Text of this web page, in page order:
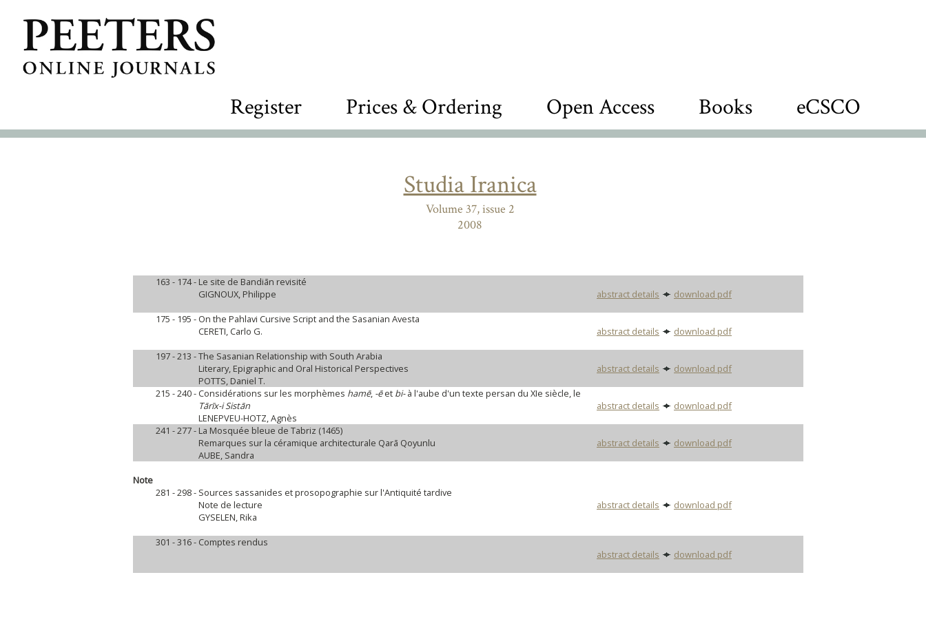
Register Prices & Ordering Open Access Books eCSCO
Studia Iranica
Volume 37, issue 2
2008
163 - 174 - Le site de Bandiān revisité
GIGNOUX, Philippe
abstract details
download pdf
175 - 195 - On the Pahlavi Cursive Script and the Sasanian Avesta
CERETI, Carlo G.
abstract details
download pdf
197 - 213 -The Sasanian Relationship with South Arabia
Literary, Epigraphic and Oral Historical Perspectives
POTTS, Daniel T.
abstract details
download pdf
215 - 240 - Considérations sur les morphèmes hamē, -ēet bi-à l'aube d'un texte persan du XIe siècle, le
Tārīx-i Sistān
LENEPVEU-HOTZ, Agnès
abstract details
download pdf
241 - 277 - La Mosquée bleue de Tabriz (1465)
Remarques sur la céramique architecturale Qarā Qoyunlu
AUBE, Sandra
abstract details download pdf
Note
281 - 298 - Sources sassanides et prosopographie sur l'Antiquité tardive
Note de lecture
GYSELEN, Rika
abstract details download pdf
301 - 316 - Comptes rendus
abstract details
download pdf